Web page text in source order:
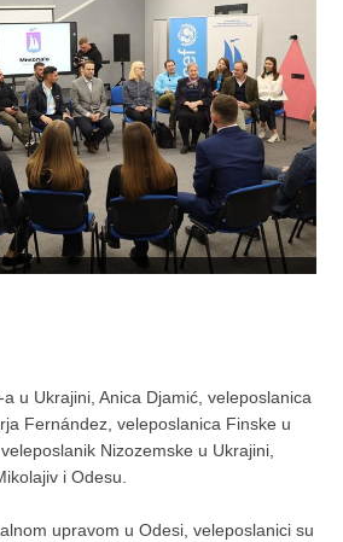
u Ukrajini, Anica Djamić, veleposlanica
Fernández, veleposlanica Finske u
Nizozemske u Ukrajini,
i Odesu.
upravom u Odesi, veleposlanici su